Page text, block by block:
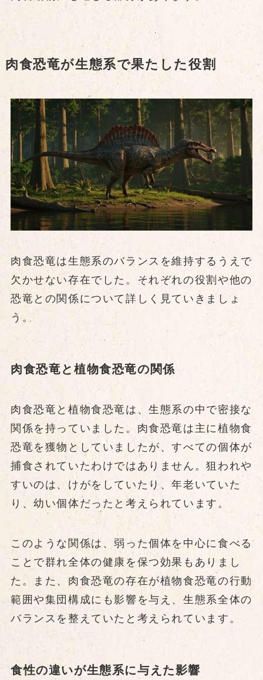
肉食恐竜が生態系で果たした役割
肉食恐竜は生態系のバランスを維持するうえで
欠かせない存在でした。それぞれの役割や他の
恐竜との関係について詳しく見ていきましょ
う。
肉食恐竜と植物食恐竜の関係
肉食恐竜と植物食恐竜は、生態系の中で密接な
関係を持っていました。肉食恐竜は主に植物食
恐竜を獲物としていましたが、すべての個体が
捕食されていたわけではありません。狙われや
すいのは、けがをしていたり、年老いていた
り、幼い個体だったと考えられています。
このような関係は、弱った個体を中心に食べる
ことで群れ全体の健康を保つ効果もありまし
た。また、肉食恐竜の存在が植物食恐竜の行動
範囲や集団構成にも影響を与え、生態系全体の
バランスを整えていたと考えられています。
食性の違いが生態系に与えた影響